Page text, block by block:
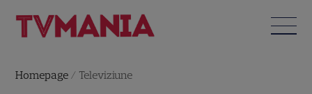
Homepage / Televiziune